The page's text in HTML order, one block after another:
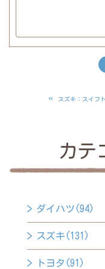
« スズキ：スイフト
カテ
ダイハツ(94)
スズキ(131)
トヨタ(91)